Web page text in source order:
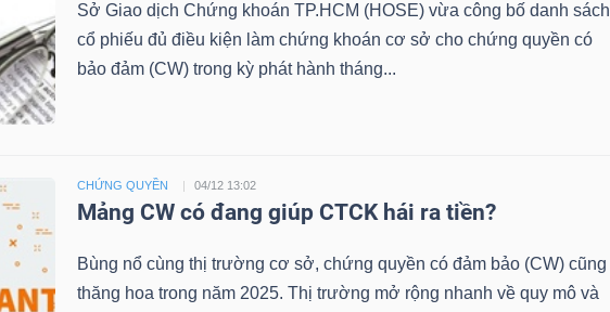
Sở Giao dịch Chứng khoán TP.HCM (HOSE) vừa công bố danh sách
cổ phiếu đủ điều kiện làm chứng khoán cơ sở cho chứng quyền có
bảo đảm (CW) trong kỳ phát hành tháng...
CHỨNG QUYỀN 04/12 13:02
Mảng CW có đang giúp CTCK hái ra tiền?
Bùng nổ cùng thị trường cơ sở, chứng quyền có đảm bảo (CW) cũng
thăng hoa trong năm 2025. Thị trường mở rộng nhanh về quy mô và